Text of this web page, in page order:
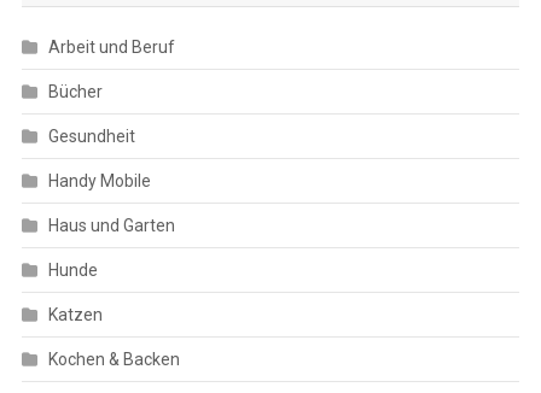
Arbeit und Beruf
Bücher
Gesundheit
Handy Mobile
Haus und Garten
Hunde
Katzen
Kochen & Backen